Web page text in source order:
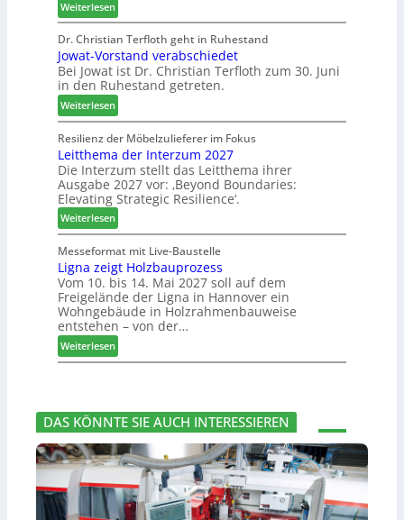
l
e
n
P
r
o
d
u
k
t
s
u
c
h
e
r
t
N
a
c
h
b
e
s
s
e
r
u
n
g
e
n
Weiterlesen:
V
e
r
s
a
m
l
u
n
g
:
N
e
u
e
r
V
o
r
s
t
d
Dr. Christian Terfloth geht in Ruhestand
Jowat-Vorstand verabschiedet
Bei Jowat ist Dr. Christian Terfloth zum 30. Juni
in den Ruhestand getreten.
Weiterlesen:
J
o
w
a
t
-
V
o
r
s
t
a
n
d
v
e
b
s
c
h
e
d
Resilienz der Möbelzulieferer im Fokus
Leitthema der Interzum 2027
Die Interzum stellt das Leitthema ihrer
Ausgabe 2027 vor: ‚Beyond Boundaries:
Elevating Strategic Resilience‘.
Weiterlesen:
L
e
i
t
t
h
e
m
a
r
I
n
t
r
Messeformat mit Live-Baustelle
Ligna zeigt Holzbauprozess
Vom 10. bis 14. Mai 2027 soll auf dem
Freigelände der Ligna in Hannover ein
Wohngebäude in Holzrahmenbauweise
entstehen – von der…
Weiterlesen:
L
n
a
z
e
g
DAS KÖNNTE SIE AUCH INTERESSIEREN